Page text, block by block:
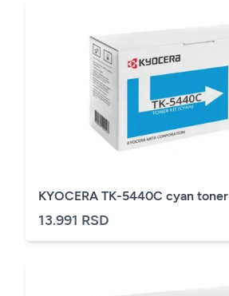
KYOCERA TK-5440C cyan toner
13.991 RSD